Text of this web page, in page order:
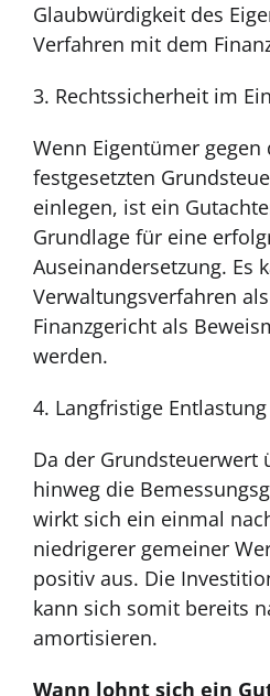
Glaubwürdigkeit des
Verfahren mit dem
3. Rechtssicherheit im
Wenn Eigentümer
festgesetzten
einlegen, ist ein
Grundlage für eine
Auseinandersetzung. Es
Verwaltungsverfahren
Finanzgericht als
werden.
4. Langfristige Entlastung
Da der Grundsteuerwert
hinweg die
wirkt sich ein einmal
niedrigerer gemeiner
positiv aus. Die
kann sich somit bereits
amortisieren.
Wann lohnt sich ein